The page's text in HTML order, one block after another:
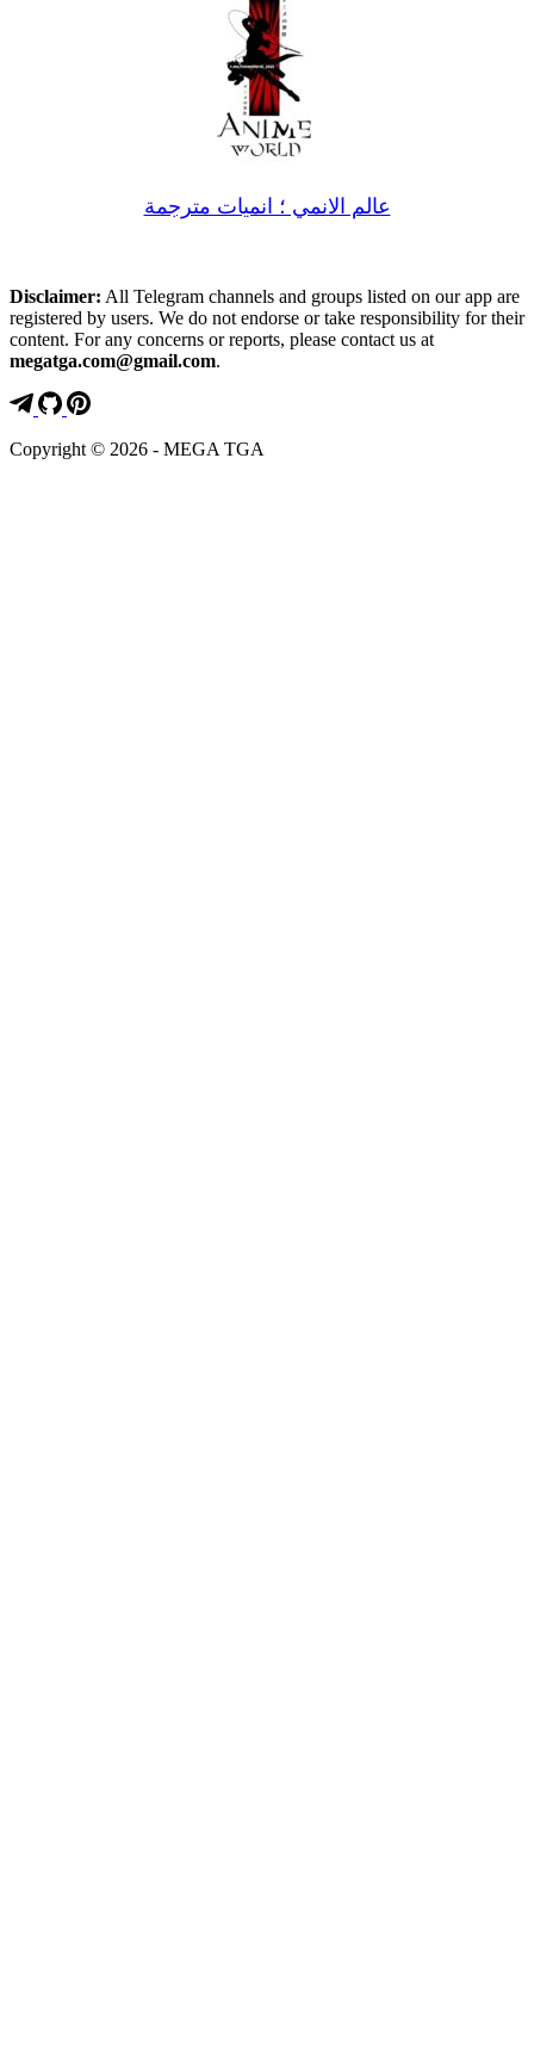
عالم الانمي ؛ انميات مترجمة
Disclaimer: All Telegram channels and groups listed on our app are
registered by users. We do not endorse or take responsibility for their
content. For any concerns or reports, please contact us at
megatga.com@gmail.com.
Copyright © 2026 - MEGA TGA